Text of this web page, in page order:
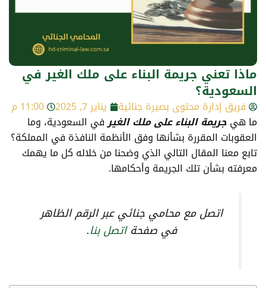
ماذا تعني جريمة البناء على ملك الغير في
السعودية؟
فريق إدارة محتوى بصيرة جنائية يناير 7, 2025
11:00 م
ما هيجريمة البناء على ملك الغيرفي السعودية، وما
العقوبات المقررة بشأنها وفق الأنظمة النافذة في المملكة؟
تابع معنا المقال التالي الذي وضحنا من خلاله كل ما يهمك
معرفته بشأن تلك الجريمة وأحكامها.
اتصل مع محامي جنائي عبر الرقم الظاهر
في صفحةاتصل بنا.